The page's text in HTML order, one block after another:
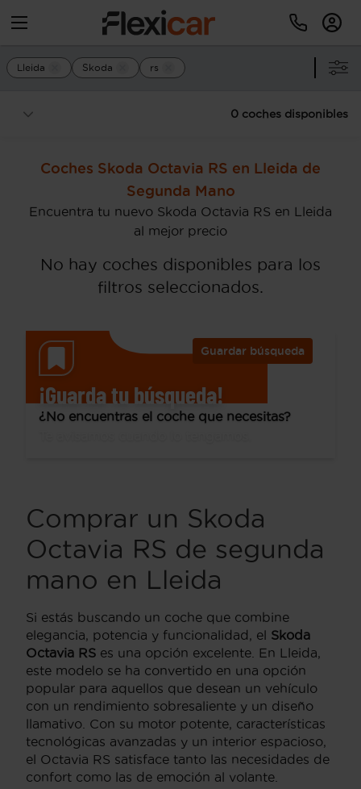
Lleida Skoda rs
0 coches disponibles
Coches Skoda Octavia RS en Lleida de
Segunda Mano
Encuentra tu nuevo Skoda Octavia RS en Lleida
al mejor precio
No hay coches disponibles para los
filtros seleccionados.
Guardar búsqueda
¡Guarda tu búsqueda!
¿No encuentras el coche que necesitas?
Comprar un Skoda
Octavia RS de segunda
mano en Lleida
Si estás buscando un coche que combine
elegancia, potencia y funcionalidad, el Skoda
Octavia RS es una opción excelente. En Lleida,
este modelo se ha convertido en una opción
popular para aquellos que desean un vehículo
con un rendimiento sobresaliente y un diseño
llamativo. Con su motor potente, características
tecnológicas avanzadas y un interior espacioso,
el Octavia RS satisface tanto las necesidades de
confort como las de emoción al volante.